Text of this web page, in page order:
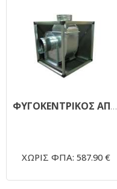
ΦΥΓΟΚΕΝΤΡΙΚΟΣ ΑΠΟΡΡΟΦΗΤΗΡΑΣ ΜΟΝΗΣ ΑΝΑΡΡΟΦΗΣΗΣ ΗΧΟΜΟΝΩΜΕΝΟΣ 1450RPM - Φ250 1,5ΗΡ
ΧΩΡΙΣ ΦΠΑ: 587.90 €